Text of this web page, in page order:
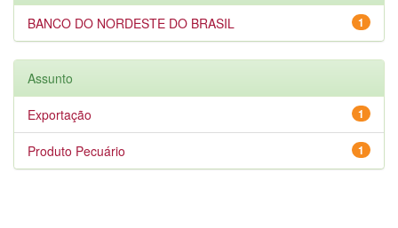
1
BANCO DO NORDESTE DO BRASIL
Assunto
1
Exportação
1
Produto Pecuário